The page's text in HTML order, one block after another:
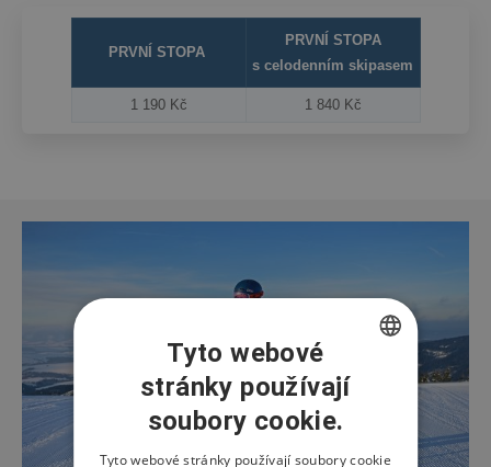
PRVNÍ STOPA
PRVNÍ STOPA
s celodenním skipasem
1 190 Kč 1 840 Kč
CZECH
ENGLISH
POLISH
Tyto webové
stránky používají
soubory cookie.
Tyto webové stránky používají soubory cookie